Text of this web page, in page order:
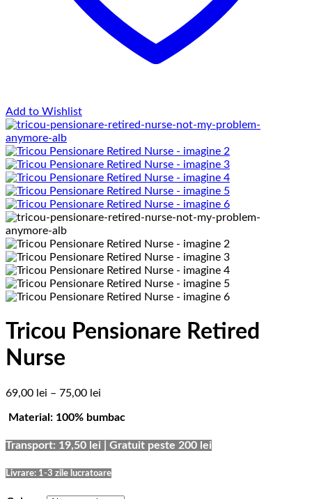
Add to Wishlist
Tricou Pensionare Retired
Nurse
69,00 lei – 75,00 lei
prețuri:
până
75,00 lei
Material: 100% bumbac
Transport: 19,50 lei | Gratuit peste 200 lei
Livrare: 1-3 zile lucratoare